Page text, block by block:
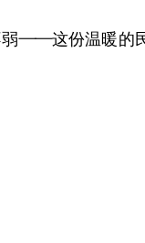
——这份温暖的